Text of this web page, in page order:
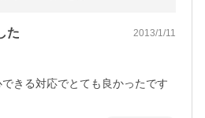
た 2013/1/11
きる対応でとても良かったです